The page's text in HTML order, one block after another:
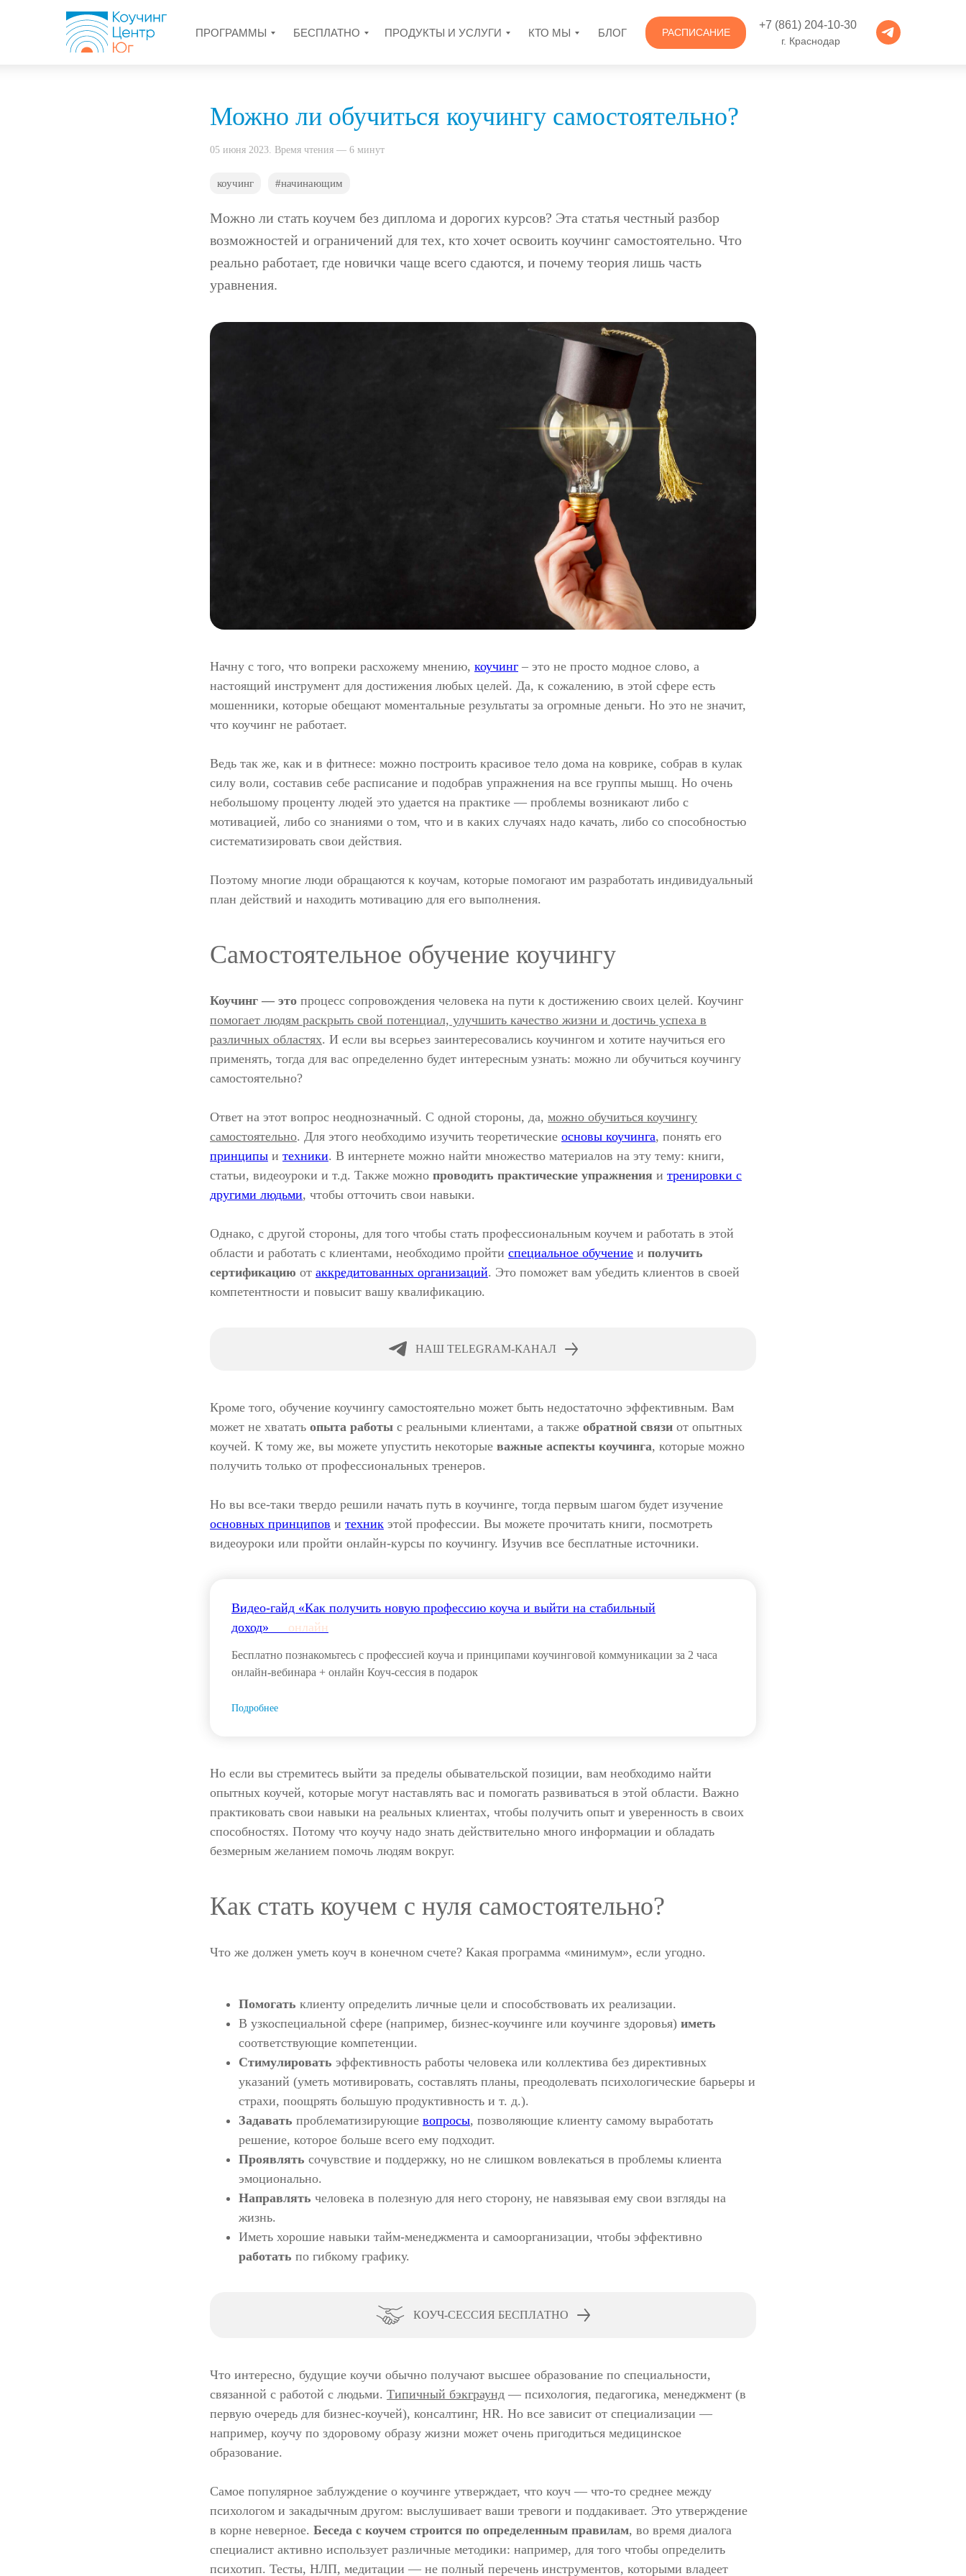
РАСПИСАНИЕ
ПРОГРАММЫ БЕСПЛАТНО ПРОДУКТЫ И УСЛУГИ КТО МЫ БЛОГ
+7 (861) 204-10-30
г. Краснодар
Можно ли обучиться коучингу самостоятельно?
05 июня 2023. Время чтения — 6 минут
коучинг #начинающим
Можно ли стать коучем без диплома и дорогих курсов? Эта статья честный разбор
возможностей и ограничений для тех, кто хочет освоить коучинг самостоятельно. Что
реально работает, где новички чаще всего сдаются, и почему теория лишь часть
уравнения.
Начну с того, что вопреки расхожему мнению, коучинг – это не просто модное слово, а
настоящий инструмент для достижения любых целей. Да, к сожалению, в этой сфере есть
мошенники, которые обещают моментальные результаты за огромные деньги. Но это не значит,
что коучинг не работает.
Ведь так же, как и в фитнесе: можно построить красивое тело дома на коврике, собрав в кулак
силу воли, составив себе расписание и подобрав упражнения на все группы мышц. Но очень
небольшому проценту людей это удается на практике — проблемы возникают либо с
мотивацией, либо со знаниями о том, что и в каких случаях надо качать, либо со способностью
систематизировать свои действия.
Поэтому многие люди обращаются к коучам, которые помогают им разработать индивидуальный
план действий и находить мотивацию для его выполнения.
Самостоятельное обучение коучингу
Коучинг — это процесс сопровождения человека на пути к достижению своих целей. Коучинг
помогает людям раскрыть свой потенциал, улучшить качество жизни и достичь успеха в
различных областях. И если вы всерьез заинтересовались коучингом и хотите научиться его
применять, тогда для вас определенно будет интересным узнать: можно ли обучиться коучингу
самостоятельно?
Ответ на этот вопрос неоднозначный. С одной стороны, да, можно обучиться коучингу
самостоятельно. Для этого необходимо изучить теоретические основы коучинга, понять его
принципы и техники. В интернете можно найти множество материалов на эту тему: книги,
статьи, видеоуроки и т.д. Также можно проводить практические упражнения и тренировки с
другими людьми, чтобы отточить свои навыки.
Однако, с другой стороны, для того чтобы стать профессиональным коучем и работать в этой
области и работать с клиентами, необходимо пройти специальное обучение и получить
сертификацию от аккредитованных организаций. Это поможет вам убедить клиентов в своей
компетентности и повысит вашу квалификацию.
НАШ TELEGRAM-КАНАЛ
Кроме того, обучение коучингу самостоятельно может быть недостаточно эффективным. Вам
может не хватать опыта работы с реальными клиентами, а также обратной связи от опытных
коучей. К тому же, вы можете упустить некоторые важные аспекты коучинга, которые можно
получить только от профессиональных тренеров.
Но вы все-таки твердо решили начать путь в коучинге, тогда первым шагом будет изучение
основных принципов и техник этой профессии. Вы можете прочитать книги, посмотреть
видеоуроки или пройти онлайн-курсы по коучингу. Изучив все бесплатные источники.
Видео-гайд «Как получить новую профессию коуча и выйти на стабильный
доход»___ онлайн
Бесплатно познакомьтесь с профессией коуча и принципами коучинговой коммуникации за 2 часа
онлайн-вебинара + онлайн Коуч-сессия в подарок
Подробнее
Но если вы стремитесь выйти за пределы обывательской позиции, вам необходимо найти
опытных коучей, которые могут наставлять вас и помогать развиваться в этой области. Важно
практиковать свои навыки на реальных клиентах, чтобы получить опыт и уверенность в своих
способностях. Потому что коучу надо знать действительно много информации и обладать
безмерным желанием помочь людям вокруг.
Как стать коучем с нуля самостоятельно?
Что же должен уметь коуч в конечном счете? Какая программа «минимум», если угодно.
Помогать клиенту определить личные цели и способствовать их реализации.
В узкоспециальной сфере (например, бизнес-коучинге или коучинге здоровья) иметь
соответствующие компетенции.
Стимулировать эффективность работы человека или коллектива без директивных
указаний (уметь мотивировать, составлять планы, преодолевать психологические барьеры и
страхи, поощрять большую продуктивность и т. д.).
Задавать проблематизирующие вопросы, позволяющие клиенту самому выработать
решение, которое больше всего ему подходит.
Проявлять сочувствие и поддержку, но не слишком вовлекаться в проблемы клиента
эмоционально.
Направлять человека в полезную для него сторону, не навязывая ему свои взгляды на
жизнь.
Иметь хорошие навыки тайм-менеджмента и самоорганизации, чтобы эффективно
работать по гибкому графику.
КОУЧ-СЕССИЯ БЕСПЛАТНО
Что интересно, будущие коучи обычно получают высшее образование по специальности,
связанной с работой с людьми. Типичный бэкграунд — психология, педагогика, менеджмент (в
первую очередь для бизнес-коучей), консалтинг, HR. Но все зависит от специализации —
например, коучу по здоровому образу жизни может очень пригодиться медицинское
образование.
Самое популярное заблуждение о коучинге утверждает, что коуч — что-то среднее между
психологом и закадычным другом: выслушивает ваши тревоги и поддакивает. Это утверждение
в корне неверное. Беседа с коучем строится по определенным правилам, во время диалога
специалист активно использует различные методики: например, для того чтобы определить
психотип. Тесты, НЛП, медитации — не полный перечень инструментов, которыми владеет